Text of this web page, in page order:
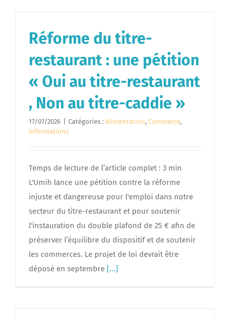
Réforme du titre-
restaurant : une pétition
« Oui au titre-restaurant
, Non au titre-caddie »
17/07/2026 Catégories : Alimentation, Commerce,
Informations
Temps de lecture de l’article complet : 3 min
L'Umih lance une pétition contre la réforme
injuste et dangereuse pour l'emploi dans notre
secteur du titre-restaurant et pour soutenir
l'instauration du double plafond de 25 € afin de
préserver l’équilibre du dispositif et de soutenir
les commerces. Le projet de loi devrait être
déposé en septembre [...]